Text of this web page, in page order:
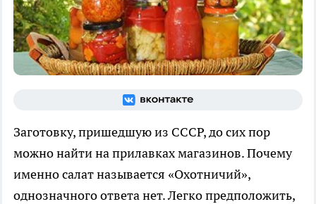
Заготовку, пришедшую из СССР, до сих пор
можно найти на прилавках магазинов. Почему
именно салат называется «Охотничий»,
однозначного ответа нет. Легко предположить,